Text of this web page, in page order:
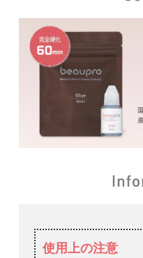
使用上の注意